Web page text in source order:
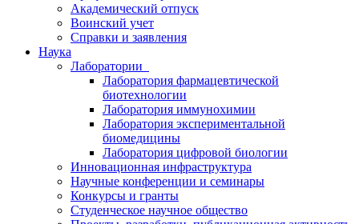
Академический отпуск
Воинский учет
Справки и заявления
Наука
Лаборатории
Лаборатория фармацевтической
биотехнологии
Лаборатория иммунохимии
Лаборатория экспериментальной
биомедицины
Лаборатория цифровой биологии
Инновационная инфраструктура
Научные конференции и семинары
Конкурсы и гранты
Студенческое научное общество